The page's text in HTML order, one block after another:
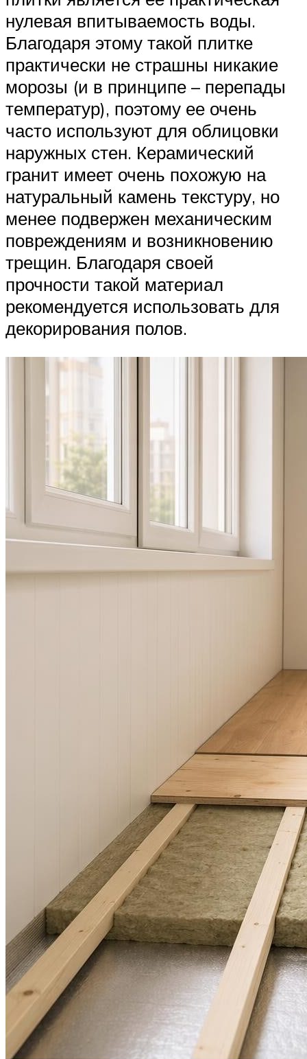
нулевая впитываемость воды.
Благодаря этому такой плитке
практически не страшны никакие
морозы (и в принципе – перепады
температур), поэтому ее очень
часто используют для облицовки
наружных стен. Керамический
гранит имеет очень похожую на
натуральный камень текстуру, но
менее подвержен механическим
повреждениям и возникновению
трещин. Благодаря своей
прочности такой материал
рекомендуется использовать для
декорирования полов.